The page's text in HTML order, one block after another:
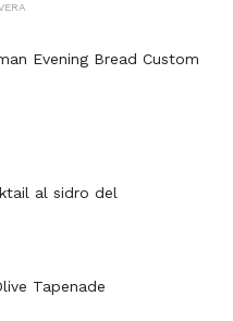
Evening Bread Custom
al sidro del
Tapenade